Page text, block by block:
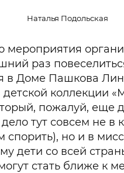
Наталья Подольская
мероприятия
раз
в Доме Пашкова
коллекции
пожалуй, еще
тут совсем не в
спорить), но и в
дети со всей
стать ближе к